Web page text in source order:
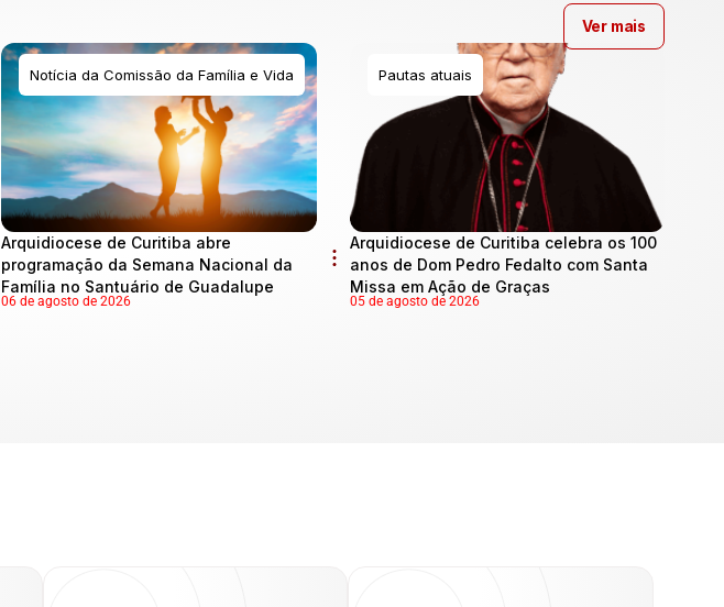
Notícia da Comissão da Família e Vida
Arquidiocese de Curitiba abre
programação da Semana Nacional da
Família no Santuário de Guadalupe
06 de agosto de 2026
Pautas atuais
Arquidiocese de Curitiba celebra os 100
anos de Dom Pedro Fedalto com Santa
Missa em Ação de Graças
05 de agosto de 2026
Ver mais